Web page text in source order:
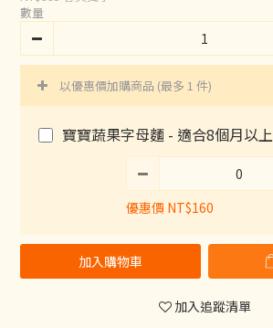
數量
以優惠價加購商品 (最多 1 件)
寶寶蔬果字母麵 - 適合8個月以上
優惠價 NT$160
加入購物車
加入追蹤清單